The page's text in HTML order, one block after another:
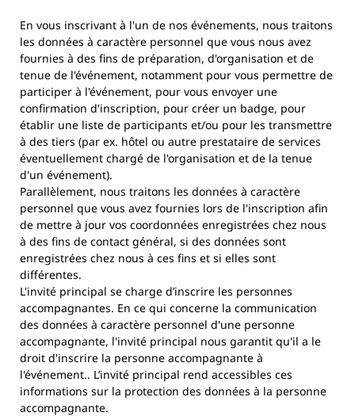
En vous inscrivant à l'un de nos événements, nous traitons
les données à caractère personnel que vous nous avez
fournies à des fins de préparation, d'organisation et de
tenue de l'événement, notamment pour vous permettre de
participer à l'événement, pour vous envoyer une
confirmation d'inscription, pour créer un badge, pour
établir une liste de participants et/ou pour les transmettre
à des tiers (par ex. hôtel ou autre prestataire de services
éventuellement chargé de l'organisation et de la tenue
d'un événement).
Parallèlement, nous traitons les données à caractère
personnel que vous avez fournies lors de l'inscription afin
de mettre à jour vos coordonnées enregistrées chez nous
à des fins de contact général, si des données sont
enregistrées chez nous à ces fins et si elles sont
différentes.
L'invité principal se charge d’inscrire les personnes
accompagnantes. En ce qui concerne la communication
des données à caractère personnel d'une personne
accompagnante, l'invité principal nous garantit qu'il a le
droit d'inscrire la personne accompagnante à
l'événement.. L’invité principal rend accessibles ces
informations sur la protection des données à la personne
accompagnante.